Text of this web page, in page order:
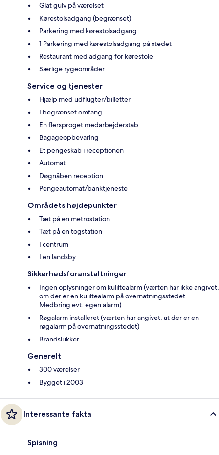
Glat gulv på værelset
Kørestolsadgang (begrænset)
Parkering med kørestolsadgang
1 Parkering med kørestolsadgang på stedet
Restaurant med adgang for kørestole
Særlige rygeområder
Service og tjenester
Hjælp med udflugter/billetter
I begrænset omfang
En flersproget medarbejderstab
Bagageopbevaring
Et pengeskab i receptionen
Automat
Døgnåben reception
Pengeautomat/banktjeneste
Områdets højdepunkter
Tæt på en metrostation
Tæt på en togstation
I centrum
I en landsby
Sikkerhedsforanstaltninger
Ingen oplysninger om kuliltealarm (værten har ikke angivet,
om der er en kuliltealarm på overnatningsstedet.
Medbring evt. egen alarm)
Røgalarm installeret (værten har angivet, at der er en
røgalarm på overnatningsstedet)
Brandslukker
Generelt
300 værelser
Bygget i 2003
Interessante fakta
Spisning